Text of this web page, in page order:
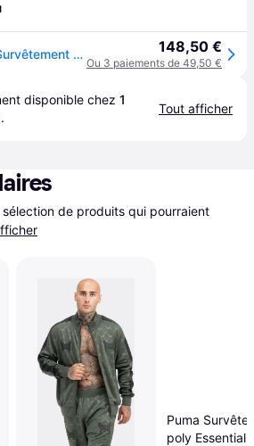
EA7 Emporio Armani Survêtement noir 148,50 €
Ou 3 paiements de 49,50 €
disponible chez 1
Tout afficher
de produits qui pourraient
Puma
poly Essentials